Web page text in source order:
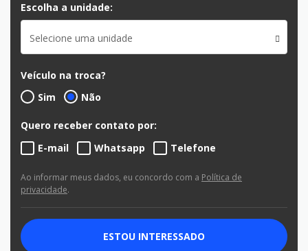
Escolha a unidade:
Selecione uma unidade
Veículo na troca?
Sim
Não
Quero receber contato por:
E-mail
Whatsapp Telefone
Ao informar meus dados, eu concordo com a Política de
privacidade.
ESTOU INTERESSADO